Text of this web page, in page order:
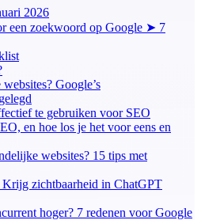
2026
een zoekwoord op Google ➤ 7
Google’s
te gebruiken voor SEO
en hoe los je het voor eens en
websites? 15 tips met
zichtbaarheid in ChatGPT
hoger? 7 redenen voor Google